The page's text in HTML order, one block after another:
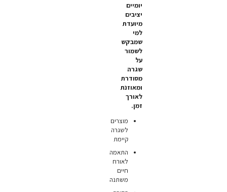
יומיים
יציבים
מיועדת
למי
שמבקש
לשמור
על
שגרה
מסודרת
ומאוזנת
לאורך
זמן.
מוצרים
לשגרה
קיימת
התאמה
לאורח
חיים
משתנה